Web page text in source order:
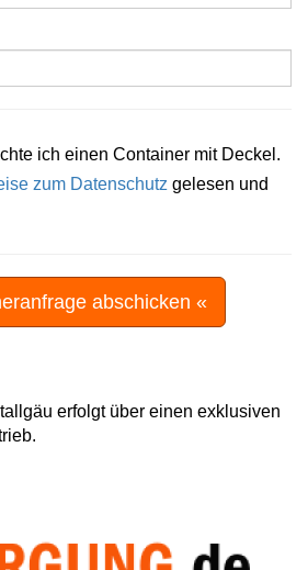
ich einen Container mit Deckel.
zum Datenschutz gelesen und
abschicken «
erfolgt über einen exklusiven